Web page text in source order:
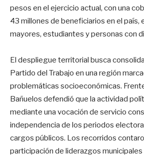
pesos en el ejercicio actual, con una
43 millones de beneficiarios en el país,
mayores, estudiantes y personas con
El despliegue territorial busca
Partido del Trabajo en una región
problemáticas socioeconómicas.
Bañuelos defendió que la actividad
mediante una vocación de servicio
independencia de los periodos
cargos públicos. Los recorridos
participación de liderazgos